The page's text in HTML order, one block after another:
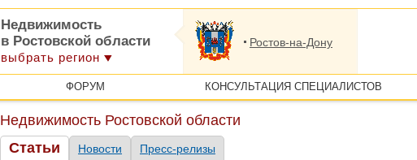
Недвижимость
в Ростовской области
выбрать регион
Ростов-на-Дону
ФОРУМ КОНСУЛЬТАЦИЯ СПЕЦИАЛИСТОВ
Недвижимость Ростовской области
Статьи
Новости Пресс-релизы